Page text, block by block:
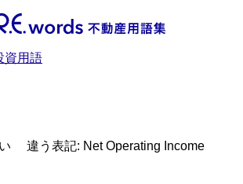
資用語
違う表記: Net Operating Income